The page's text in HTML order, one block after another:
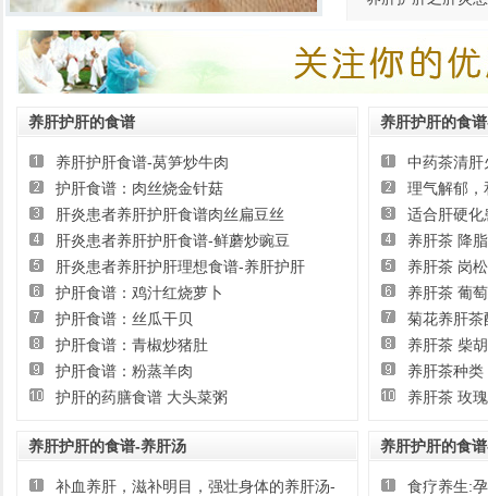
养肝护肝的食谱
养肝护肝食谱-莴笋炒牛肉
护肝食谱：肉丝烧金针菇
肝炎患者养肝护肝食谱肉丝扁豆丝
肝炎患者养肝护肝食谱-鲜蘑炒豌豆
肝炎患者养肝护肝理想食谱-养肝护肝
护肝食谱：鸡汁红烧萝卜
护肝食谱：丝瓜干贝
护肝食谱：青椒炒猪肚
护肝食谱：粉蒸羊肉
护肝的药膳食谱 大头菜粥
养肝护肝的食
中药茶清肝
理气解郁
适合肝硬化
养肝茶 降
养肝茶 岗
养肝茶 葡
菊花养肝茶
养肝茶 柴
养肝茶种类
养肝茶 玫
养肝护肝的食谱-养肝汤
补血养肝，滋补明目，强壮身体的养肝汤-
养肝护肝的食
食疗养生: